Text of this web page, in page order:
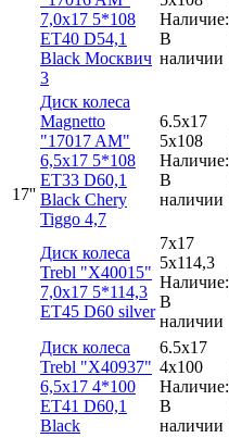
17''
7,0x17 5*108
ET40 D54,1
Black Москвич
3
Наличие:
В
наличии
Диск колеса
Magnetto
"17017 AM"
6,5x17 5*108
ET33 D60,1
Black Chery
Tiggo 4,7
6.5x17
5x108
Наличие:
В
наличии
Диск колеса
Trebl "X40015"
7,0x17 5*114,3
ET45 D60 silver
7x17
5x114,3
Наличие:
В
наличии
Диск колеса
Trebl "X40937"
6,5х17 4*100
ET41 D60,1
Black
6.5x17
4x100
Наличие:
В
наличии